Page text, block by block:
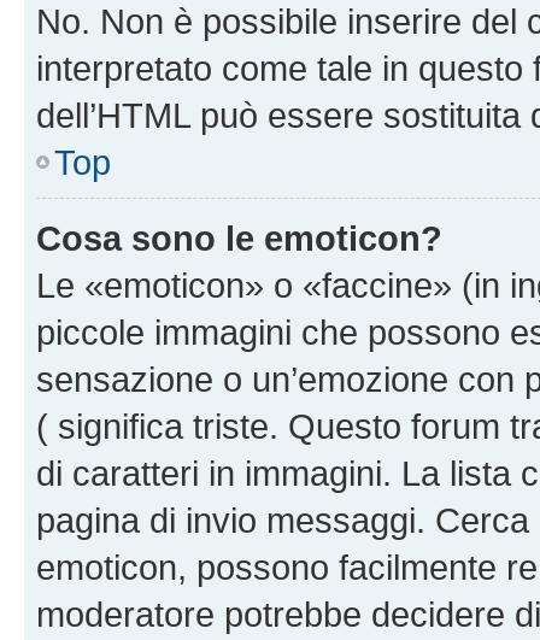
No. Non è possibile inserire del
interpretato come tale in
dell’HTML può essere sostituita
Top
Cosa sono le emoticon?
Le «emoticon» o «faccine» (in
piccole immagini che possono
sensazione o un’emozione
( significa triste. Questo forum
di caratteri in immagini. La lista
pagina di invio messaggi.
emoticon, possono facilmente
moderatore potrebbe decidere